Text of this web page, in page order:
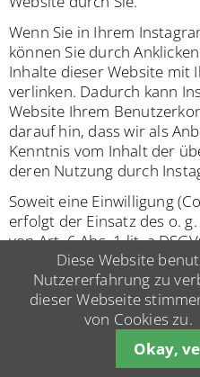
Wenn Sie in Ihrem
können Sie durch
Inhalte dieser Website mit
verlinken. Dadurch kann
Website Ihrem
darauf hin, dass wir als
Kenntnis vom Inhalt der
deren Nutzung durch
Soweit eine Einwilligung
erfolgt der Einsatz des o.
von Art. 6 Abs. 1 lit. a
Einwilligung ist jederzeit
Einwilligung eingeholt
des Dienstes auf
Interesses an einer
Sichtbarkeit in den Sozialen
Soweit mit Hilfe des hier
Diese Website
Nutzererfahrung zu
dieser Webseite
von Cookies zu.
Okay,